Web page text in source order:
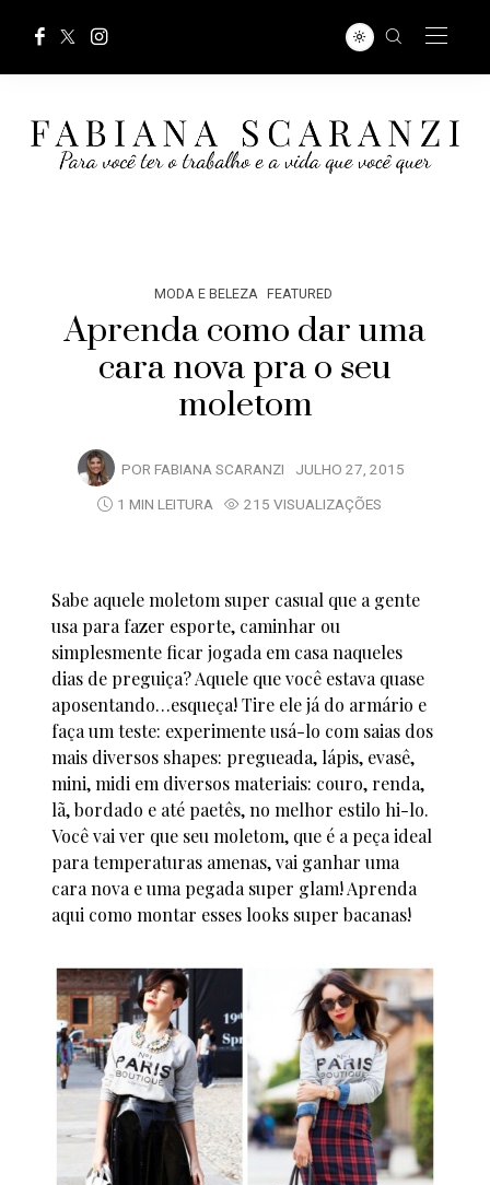
MODA E BELEZA FEATURED
Aprenda como dar uma
cara nova pra o seu
moletom
POR FABIANA SCARANZI JULHO 27, 2015
1 MIN LEITURA
215 VISUALIZAÇÕES
Sabe aquele moletom super casual que a gente
usa para fazer esporte, caminhar ou
simplesmente ficar jogada em casa naqueles
dias de preguiça? Aquele que você estava quase
aposentando…esqueça! Tire ele já do armário e
faça um teste: experimente usá-lo com saias dos
mais diversos shapes: pregueada, lápis, evasê,
mini, midi em diversos materiais: couro, renda,
lã, bordado e até paetês, no melhor estilo hi-lo.
Você vai ver que seu moletom, que é a peça ideal
para temperaturas amenas, vai ganhar uma
cara nova e uma pegada super glam! Aprenda
aqui como montar esses looks super bacanas!